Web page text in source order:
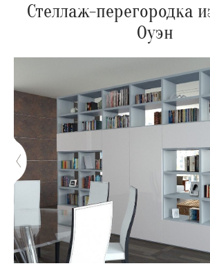
Стеллаж-перегородка
Оуэн